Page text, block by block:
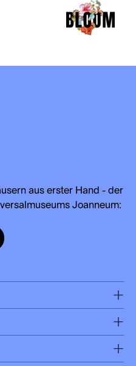
aus erster Hand - der
Joanneum: